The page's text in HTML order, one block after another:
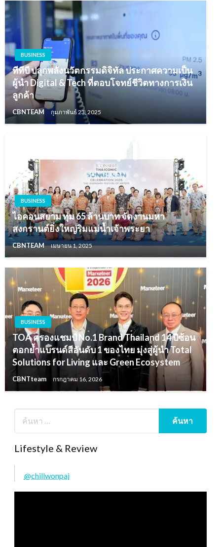
BUSINESS
ทีทีบี ปลุกพลังนวัตกรรมดิจิทัล ประกาศความเป็น
ผู้นำ Digital & Tech ที่ตอบโจทย์ชีวิตทางการเงิน
ลูกค้า
CBNTEAM กุมภาพันธ์ 23, 2025
BUSINESS
ไอคอนสยาม ทุ่ม 65 ล้านบาท จัดงานมหา
สงกรานต์ยิ่งใหญ่ริมแม่น้ำเจ้าพระยา
CBNTEAM เมษายน 1, 2025
BUSINESS
TOA ครองแชมป์ No.1 Brand Thailand 14 ปีซ้อน
ตอกย้ำแบรนด์สีอันดับ 1 ของไทย มุ่งสู่ผู้นำ Total
Solutions for Living และ Green Ecosystem
CBNTteam กรกฎาคม 16, 2026
Lifestyle & Review
@chillwonpai